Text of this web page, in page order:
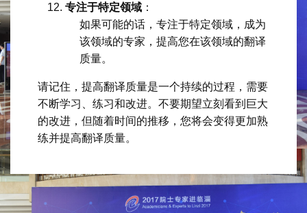
专注于特定领域 ：
如果可能的话，专注于特定领域，成为
该领域的专家，提高您在该领域的翻译
质量。
请记住，提高翻译质量是一个持续的过程，需要
不断学习、练习和改进。不要期望立刻看到巨大
的改进，但随着时间的推移，您将会变得更加熟
练并提高翻译质量。